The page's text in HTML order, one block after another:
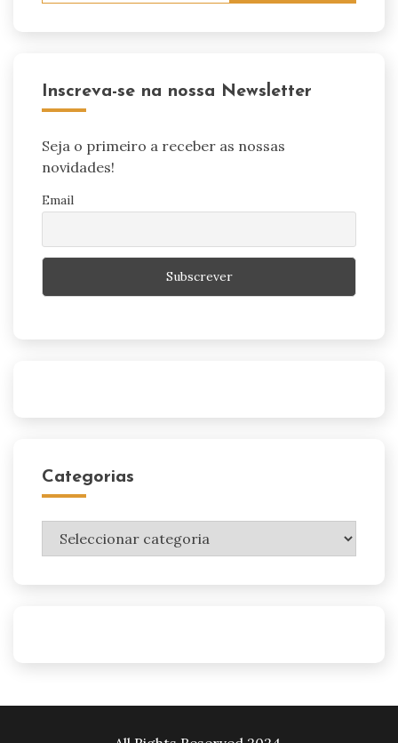
Inscreva-se na nossa Newsletter
Seja o primeiro a receber as nossas
novidades!
Email
Categorias
Categorias